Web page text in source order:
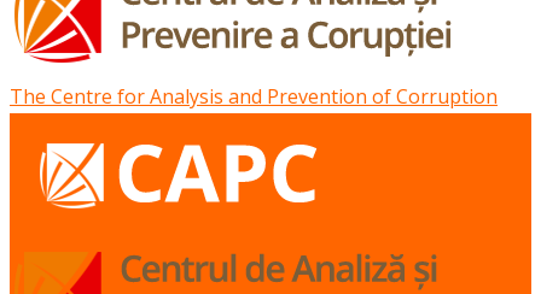
The Centre for Analysis and Prevention of Corruption